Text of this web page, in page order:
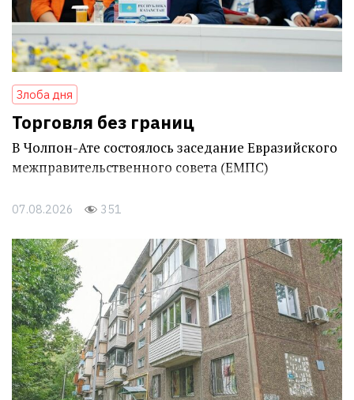
Злоба дня
Торговля без границ
В Чолпон-Ате состоялось заседание Евразийского
межправительственного совета (ЕМПС)
07.08.2026 351